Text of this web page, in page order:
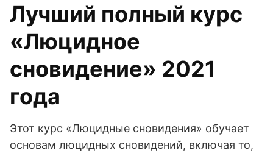
Лучший полный курс
«Люцидное
сновидение» 2021
года
Этот курс «Люцидные сновидения» обучает
основам люцидных сновидений, включая то,